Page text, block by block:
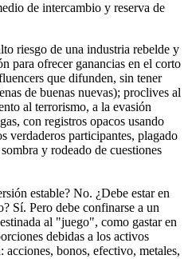
de intercambio y reserva de
riesgo de una industria rebelde y
para ofrecer ganancias en el corto
que difunden, sin tener
de buenas nuevas); proclives al
al terrorismo, a la evasión
con registros opacos usando
verdaderos participantes, plagado
y rodeado de cuestiones
estable? No. ¿Debe estar en
Sí. Pero debe confinarse a un
al "juego", como gastar en
debidas a los activos
bonos, efectivo, metales,